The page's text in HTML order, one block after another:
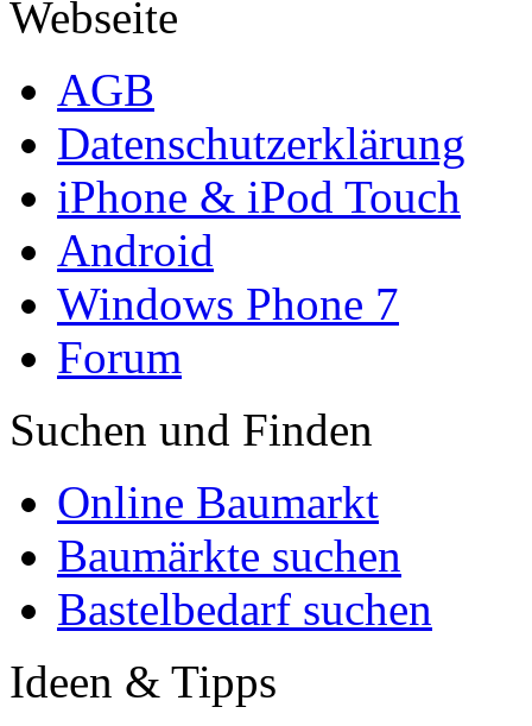
Webseite
AGB
Datenschutzerklärung
iPhone & iPod Touch
Android
Windows Phone 7
Forum
Suchen und Finden
Online Baumarkt
Baumärkte suchen
Bastelbedarf suchen
Ideen & Tipps